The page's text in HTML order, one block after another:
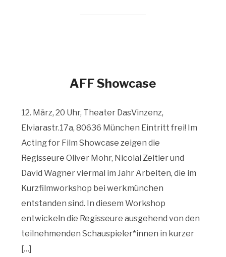
AFF Showcase
12. März, 20 Uhr, Theater DasVinzenz,
Elviarastr.17a, 80636 München Eintritt frei! Im
Acting for Film Showcase zeigen die
Regisseure Oliver Mohr, Nicolai Zeitler und
David Wagner viermal im Jahr Arbeiten, die im
Kurzfilmworkshop bei werkmünchen
entstanden sind. In diesem Workshop
entwickeln die Regisseure ausgehend von den
teilnehmenden Schauspieler*innen in kurzer
[…]